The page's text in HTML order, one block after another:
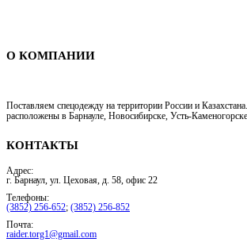
О КОМПАНИИ
Поставляем спецодежду на территории России и
расположены в Барнауле, Новосибирске, Усть-
КОНТАКТЫ
Адрес:
г. Барнаул, ул. Цеховая, д. 58, офис 22
Телефоны:
(3852) 256-652; (3852) 256-852
Почта:
raider.torg1@gmail.com